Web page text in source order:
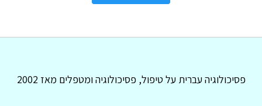
פסיכולוגיה עברית על טיפול, פסיכולוגיה ומטפלים מאז 2002